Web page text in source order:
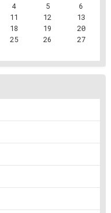
4 5
6
11 12
13
18 19
20
25 26
27